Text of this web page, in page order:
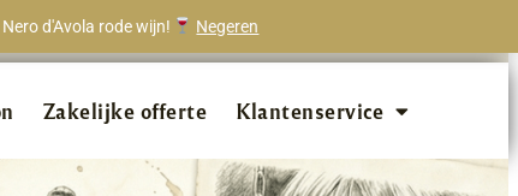
d'Avola rode wijn! Negeren
klanten beveelt ons aan!
Zakelijke offerte Klantenservice